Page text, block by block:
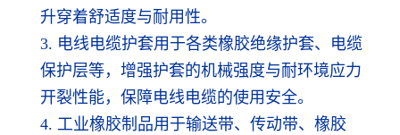
升穿着舒适度与耐用性。
3. 电线电缆护套用于各类橡胶绝缘护套、电缆
保护层等，增强护套的机械强度与耐环境应力
开裂性能，保障电线电缆的使用安全。
4. 工业橡胶制品用于输送带、传动带、橡胶